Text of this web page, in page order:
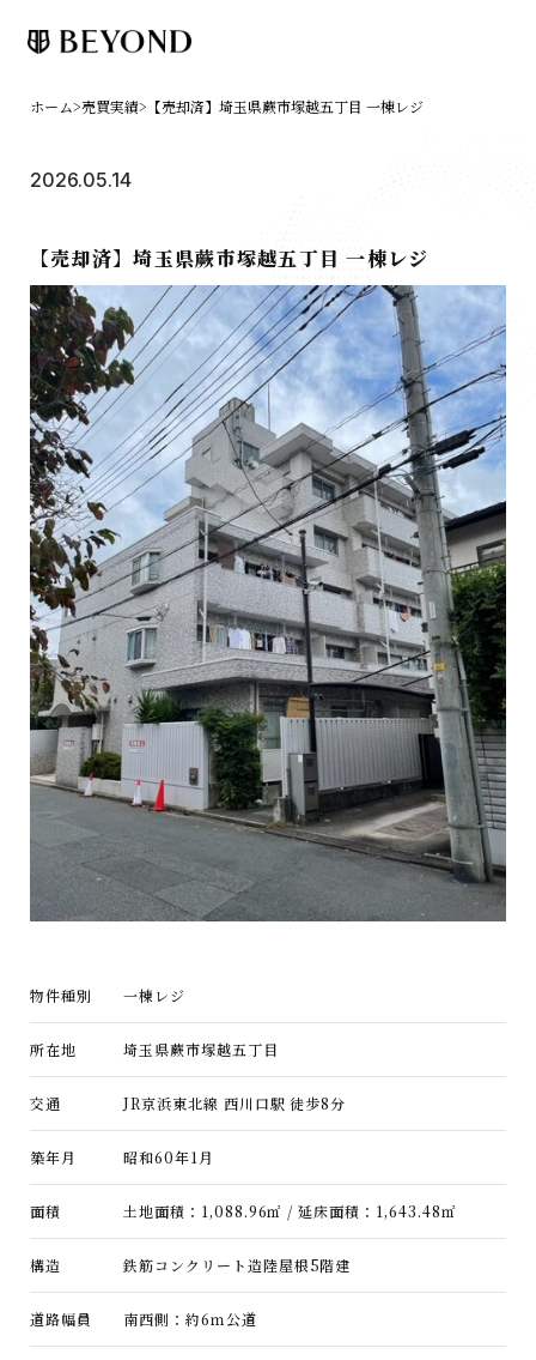
ホーム>売買実績> 【売却済】埼玉県蕨市塚越五丁目 一棟レジ
2026.05.14
【売却済】埼玉県蕨市塚越五丁目 一棟レジ
物件種別 一棟レジ
所在地 埼玉県蕨市塚越五丁目
交通 JR京浜東北線 西川口駅 徒歩8分
築年月 昭和60年1月
面積 土地面積：1,088.96㎡ / 延床面積：1,643.48㎡
構造 鉄筋コンクリート造陸屋根5階建
道路幅員 南西側：約6ｍ公道